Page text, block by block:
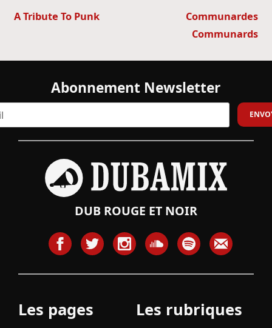
deA Tribute To Punk
Communardes
Communards
Abonnement Newsletter
DUB ROUGE ET NOIR
Les pages Les rubriques